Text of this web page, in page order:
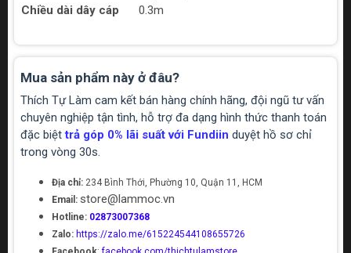
Chiều dài dây cáp
0.3m
Mua sản phẩm này ở đâu?
Thích Tự Làm cam kết bán hàng chính hãng, đội ngũ tư vấn
chuyên nghiệp tận tình, hỗ trợ đa dạng hình thức thanh toán
đặc biệttrả góp 0% lãi suất với Fundiin duyệt hồ sơ chỉ
trong vòng 30s.
Địa chỉ: 234 Bình Thới, Phường 10, Quận 11, HCM
Email: store@lammoc.vn
Hotline: 02873007368
Zalo: https://zalo.me/615224544108655726